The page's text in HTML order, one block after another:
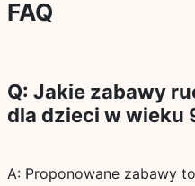
FAQ
Q: Jakie zabawy
dla dzieci w wieku
A: Proponowane zabawy